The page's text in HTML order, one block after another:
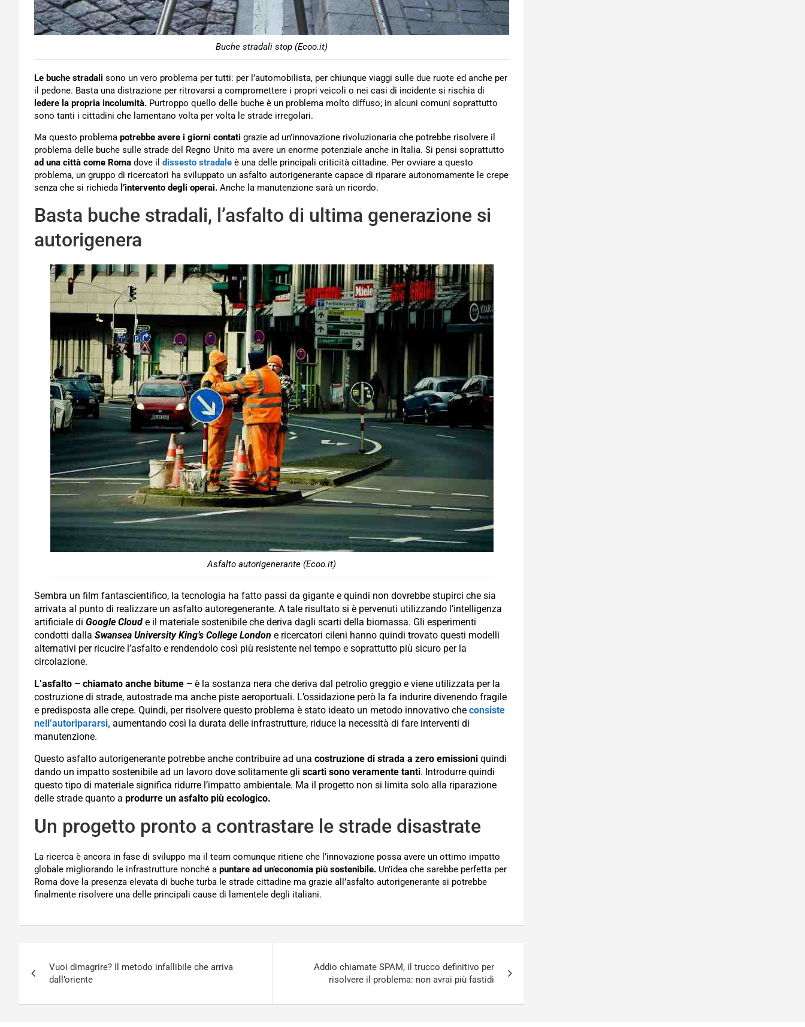
Buche stradali stop (Ecoo.it)
Le buche stradali sono un vero problema per tutti: per l’automobilista, per chiunque viaggi sulle due ruote ed anche per
il pedone. Basta una distrazione per ritrovarsi a compromettere i propri veicoli o nei casi di incidente si rischia di
ledere la propria incolumità. Purtroppo quello delle buche è un problema molto diffuso; in alcuni comuni soprattutto
sono tanti i cittadini che lamentano volta per volta le strade irregolari.
Ma questo problema potrebbe avere i giorni contati grazie ad un’innovazione rivoluzionaria che potrebbe risolvere il
problema delle buche sulle strade del Regno Unito ma avere un enorme potenziale anche in Italia. Si pensi soprattutto
ad una città come Roma dove il dissesto stradale è una delle principali criticità cittadine. Per ovviare a questo
problema, un gruppo di ricercatori ha sviluppato un asfalto autorigenerante capace di riparare autonomamente le crepe
senza che si richieda l’intervento degli operai. Anche la manutenzione sarà un ricordo.
Basta buche stradali, l’asfalto di ultima generazione si
autorigenera
Asfalto autorigenerante (Ecoo.it)
Sembra un film fantascientifico, la tecnologia ha fatto passi da gigante e quindi non dovrebbe stupirci che sia
arrivata al punto di realizzare un asfalto autoregenerante. A tale risultato si è pervenuti utilizzando l’intelligenza
artificiale di Google Cloud e il materiale sostenibile che deriva dagli scarti della biomassa. Gli esperimenti
condotti dalla Swansea University King’s College London e ricercatori cileni hanno quindi trovato questi modelli
alternativi per ricucire l’asfalto e rendendolo così più resistente nel tempo e soprattutto più sicuro per la
circolazione.
L’asfalto – chiamato anche bitume – è la sostanza nera che deriva dal petrolio greggio e viene utilizzata per la
costruzione di strade, autostrade ma anche piste aeroportuali. L’ossidazione però la fa indurire divenendo fragile
e predisposta alle crepe. Quindi, per risolvere questo problema è stato ideato un metodo innovativo che consiste
nell’autoripararsi, aumentando così la durata delle infrastrutture, riduce la necessità di fare interventi di
manutenzione.
Questo asfalto autorigenerante potrebbe anche contribuire ad una costruzione di strada a zero emissioni quindi
dando un impatto sostenibile ad un lavoro dove solitamente gli scarti sono veramente tanti. Introdurre quindi
questo tipo di materiale significa ridurre l’impatto ambientale. Ma il progetto non si limita solo alla riparazione
delle strade quanto a produrre un asfalto più ecologico.
Un progetto pronto a contrastare le strade disastrate
La ricerca è ancora in fase di sviluppo ma il team comunque ritiene che l’innovazione possa avere un ottimo impatto
globale migliorando le infrastrutture nonché a puntare ad un’economia più sostenibile. Un’idea che sarebbe perfetta per
Roma dove la presenza elevata di buche turba le strade cittadine ma grazie all’asfalto autorigenerante si potrebbe
finalmente risolvere una delle principali cause di lamentele degli italiani.
articoli
Vuoi dimagrire? Il metodo infallibile che arriva
dall’oriente
Addio chiamate SPAM, il trucco definitivo per
risolvere il problema: non avrai più fastidi